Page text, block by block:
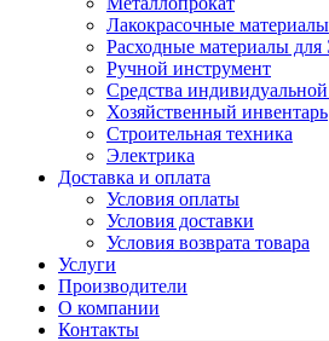
Лакокрасочные материалы
Расходные материалы для
Ручной инструмент
Средства
Хозяйственный инвентарь
Строительная техника
Электрика
Доставка и оплата
Условия оплаты
Условия доставки
Условия возврата товара
Услуги
Производители
О компании
Контакты